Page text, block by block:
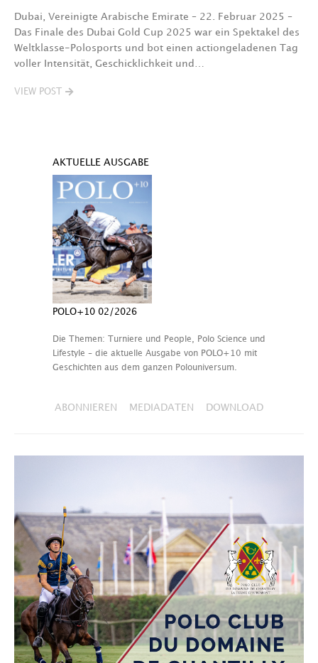
Dubai, Vereinigte Arabische Emirate – 22. Februar 2025 –
Das Finale des Dubai Gold Cup 2025 war ein Spektakel des
Weltklasse-Polosports und bot einen actiongeladenen Tag
voller Intensität, Geschicklichkeit und…
VIEW POST
AKTUELLE AUSGABE
POLO+10 02/2026
Die Themen: Turniere und People, Polo Science und
Lifestyle – die aktuelle Ausgabe von POLO+10 mit
Geschichten aus dem ganzen Polouniversum.
ABONNIEREN MEDIADATEN DOWNLOAD